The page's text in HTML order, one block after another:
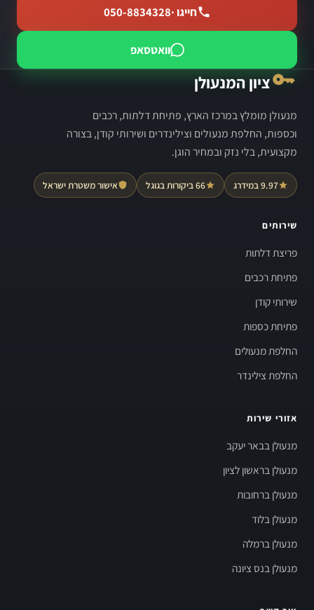
חייגו ·050-8834328
וואטסאפ
ציון המנעולן
מנעולן מומלץ במרכז הארץ, פתיחת דלתות, רכבים
וכספות, החלפת מנעולים וצילינדרים ושירותי קודן, בצורה
מקצועית, בלי נזק ובמחיר הוגן.
9.97 במידרג 66 ביקורות בגוגל אישור משטרת ישראל
שירותים
פריצת דלתות
פתיחת רכבים
שירותי קודן
פתיחת כספות
החלפת מנעולים
החלפת צילינדר
אזורי שירות
מנעולן בבאר יעקב
מנעולן בראשון לציון
מנעולן ברחובות
מנעולן בלוד
מנעולן ברמלה
מנעולן בנס ציונה